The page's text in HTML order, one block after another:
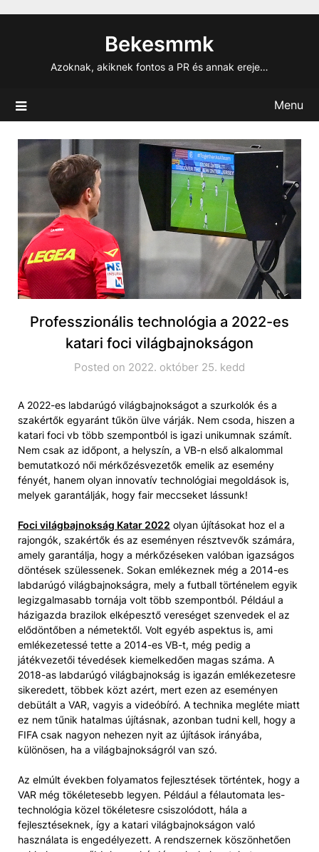
Bekesmmk
Azoknak, akiknek fontos a PR és annak ereje…
Menu
Professzionális technológia a 2022-es
katari foci világbajnokságon
Posted on 2022. október 25. kedd
A 2022-es labdarúgó világbajnokságot a szurkolók és a
szakértők egyaránt tűkön ülve várják. Nem csoda, hiszen a
katari foci vb több szempontból is igazi unikumnak számít.
Nem csak az időpont, a helyszín, a VB-n első alkalommal
bemutatkozó női mérkőzésvezetők emelik az esemény
fényét, hanem olyan innovatív technológiai megoldások is,
melyek garantálják, hogy fair meccseket lássunk!
Foci világbajnokság Katar 2022 olyan újításokat hoz el a
rajongók, szakértők és az eseményen résztvevők számára,
amely garantálja, hogy a mérkőzéseken valóban igazságos
döntések szülessenek. Sokan emlékeznek még a 2014-es
labdarúgó világbajnokságra, mely a futball történelem egyik
legizgalmasabb tornája volt több szempontból. Például a
házigazda brazilok elképesztő vereséget szenvedek el az
elődöntőben a németektől. Volt egyéb aspektus is, ami
emlékezetessé tette a 2014-es VB-t, még pedig a
játékvezetői tévedések kiemelkedően magas száma. A
2018-as labdarúgó világbajnokság is igazán emlékezetesre
sikeredett, többek közt azért, mert ezen az eseményen
debütált a VAR, vagyis a videóbíró. A technika megléte miatt
ez nem tűnik hatalmas újításnak, azonban tudni kell, hogy a
FIFA csak nagyon nehezen nyit az újítások irányába,
különösen, ha a világbajnokságról van szó.
Az elmúlt években folyamatos fejlesztések történtek, hogy a
VAR még tökéletesebb legyen. Például a félautomata les-
technológia közel tökéletesre csiszolódott, hála a
fejlesztéseknek, így a katari világbajnokságon való
használata is engedélyezett. A rendszernek köszönhetően